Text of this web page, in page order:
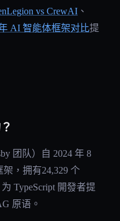
vs CrewAI 、
AI 智能体框架对比提
团队）自 2024 年 8
架，拥有24,329 个
TypeScript 開發者提
原语。